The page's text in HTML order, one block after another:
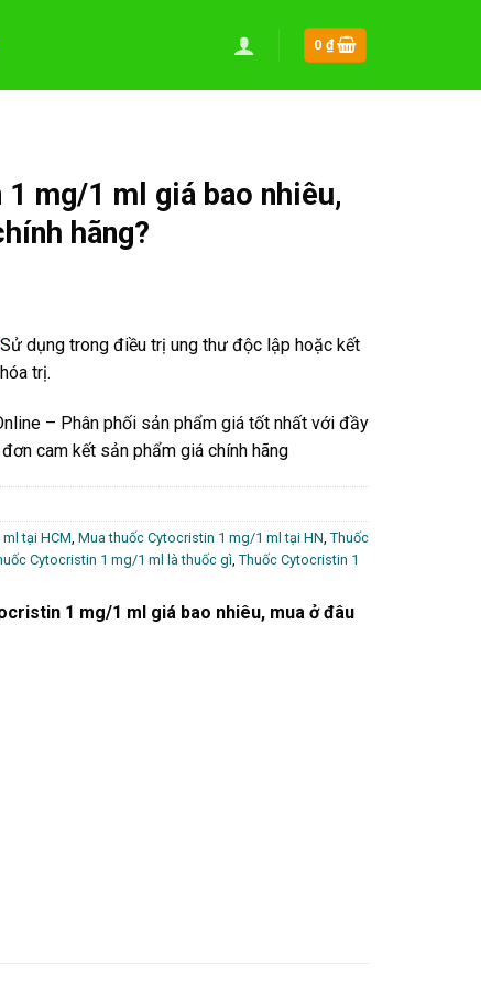
0 ₫
mg/1 ml giá bao nhiêu,
hãng?
Sử dụng trong điều trị ung thư độc lập hoặc kết
trị.
– Phân phối sản phẩm giá tốt nhất với đầy
cam kết sản phẩm giá chính hãng
tại HCM, Mua thuốc Cytocristin 1 mg/1 ml tại HN, Thuốc
Cytocristin 1 mg/1 ml là thuốc gì, Thuốc Cytocristin 1
1 mg/1 ml giá bao nhiêu, mua ở đâu